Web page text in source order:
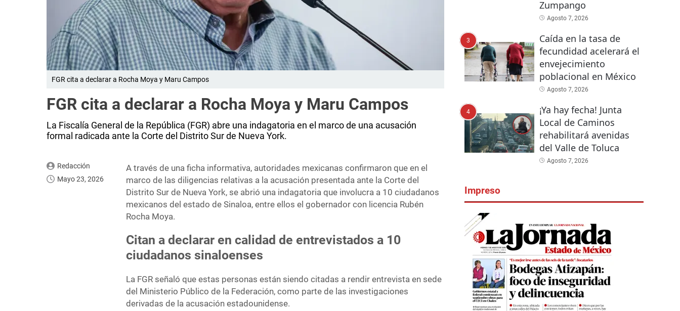
FGR cita a declarar a Rocha Moya y Maru Campos
FGR cita a declarar a Rocha Moya y Maru Campos
La Fiscalía General de la República (FGR) abre una indagatoria en el marco de una acusación
formal radicada ante la Corte del Distrito Sur de Nueva York.
Redacción
Mayo 23, 2026
A través de una ficha informativa, autoridades mexicanas confirmaron que en el
marco de las diligencias relativas a la acusación presentada ante la Corte del
Distrito Sur de Nueva York, se abrió una indagatoria que involucra a 10 ciudadanos
mexicanos del estado de Sinaloa, entre ellos el gobernador con licencia Rubén
Rocha Moya.
Citan a declarar en calidad de entrevistados a 10
ciudadanos sinaloenses
La FGR señaló que estas personas están siendo citadas a rendir entrevista en sede
del Ministerio Público de la Federación, como parte de las investigaciones
derivadas de la acusación estadounidense.
Zumpango
Agosto 7, 2026
3
Caída en la tasa de
fecundidad acelerará el
envejecimiento
poblacional en México
Agosto 7, 2026
4
¡Ya hay fecha! Junta
Local de Caminos
rehabilitará avenidas
del Valle de Toluca
Agosto 7, 2026
Impreso